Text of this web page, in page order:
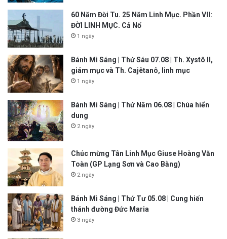
60 Năm Đời Tu. 25 Năm Linh Mục. Phần VII:
ĐỜI LINH MỤC. Cả Nổ
1 ngày
Bánh Mì Sáng | Thứ Sáu 07.08 | Th. Xystô II,
giám mục và Th. Cajêtanô, linh mục
1 ngày
Bánh Mì Sáng | Thứ Năm 06.08 | Chúa hiển
dung
2 ngày
Chúc mừng Tân Linh Mục Giuse Hoàng Văn
Toàn (GP Lạng Sơn và Cao Bằng)
2 ngày
Bánh Mì Sáng | Thứ Tư 05.08 | Cung hiến
thánh đường Đức Maria
3 ngày